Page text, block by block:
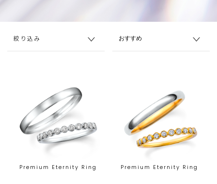
絞り込み
Premium Eternity Ring Premium Eternity Ring